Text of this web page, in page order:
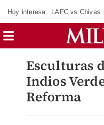
Hoy interesa: LAFC vs Chivas
Esculturas
Indios
Reforma